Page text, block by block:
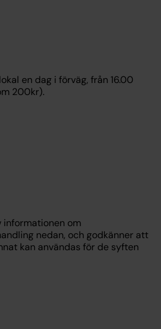
en dag i förväg, från 16.00
200kr).
om
nedan, och godkänner att
kan användas för de syften